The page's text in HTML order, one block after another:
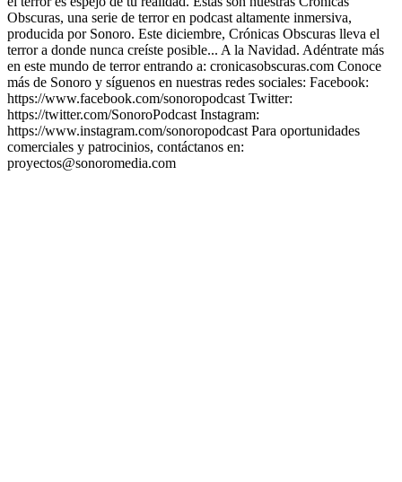
Obscuras, una serie de terror en podcast altamente inmersiva,
producida por Sonoro. Este diciembre, Crónicas Obscuras lleva el
terror a donde nunca creíste posible... A la Navidad. Adéntrate más
en este mundo de terror entrando a: cronicasobscuras.com Conoce
más de Sonoro y síguenos en nuestras redes sociales: Facebook:
https://www.facebook.com/sonoropodcast Twitter:
https://twitter.com/SonoroPodcast Instagram:
https://www.instagram.com/sonoropodcast Para oportunidades
comerciales y patrocinios, contáctanos en:
proyectos@sonoromedia.com